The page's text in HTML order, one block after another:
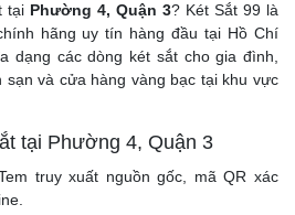
tại Phường 4, Quận 3? Két Sắt 99 là
hãng uy tín hàng đầu tại Hồ Chí
dạng các dòng két sắt cho gia đình,
sạn và cửa hàng vàng bạc tại khu vực
tại Phường 4, Quận 3
truy xuất nguồn gốc, mã QR xác